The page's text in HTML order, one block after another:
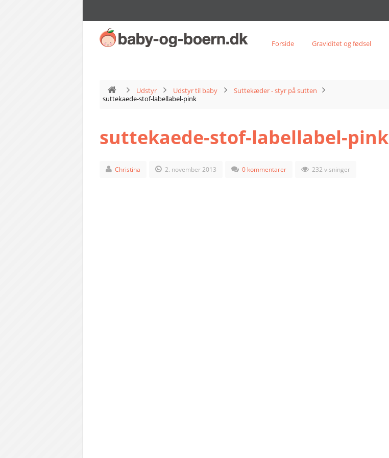
Forside Graviditet og fødsel
Udstyr Udstyr til baby
Suttekæder - styr på sutten
suttekaede-stof-labellabel-pink
suttekaede-stof-labellabel-pink
Christina 2. november 2013 0 kommentarer 232 visninger